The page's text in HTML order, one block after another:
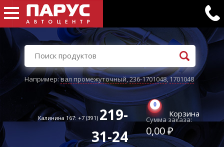
Например:вал промежуточный,236-1701048,1701048
Калинина 167: +7 (391) 219-
31-24
0
Корзина
Сумма заказа:
0,00 ₽